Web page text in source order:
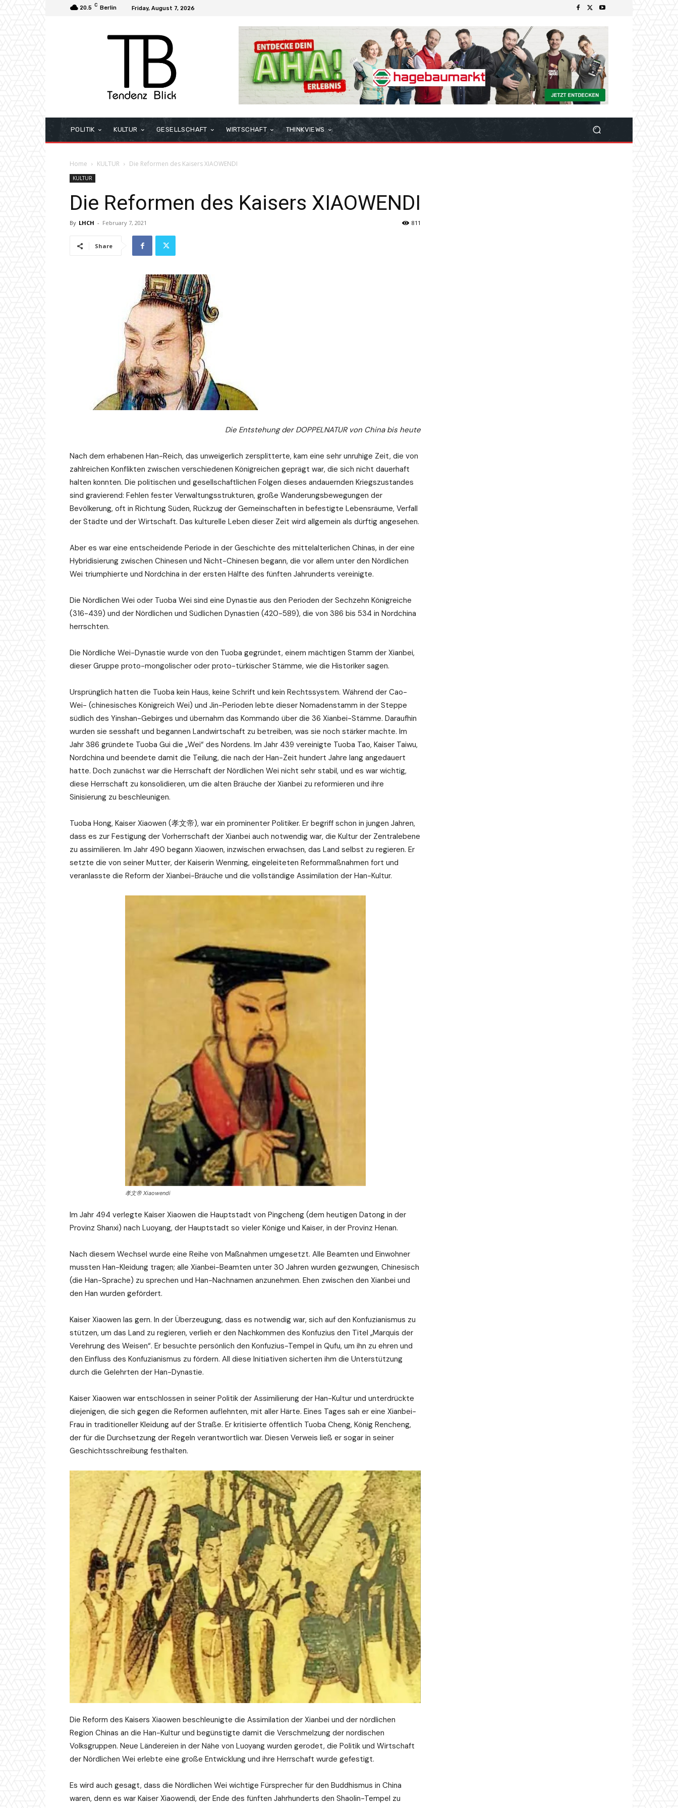
20.5 C Berlin Friday, August 7, 2026
POLITIK KULTUR GESELLSCHAFT WIRTSCHAFT THINKVIEWS
Home KULTUR Die Reformen des Kaisers XIAOWENDI
KULTUR
Die Reformen des Kaisers XIAOWENDI
By LHCH - February 7, 2021 811
Share
Die Entstehung der DOPPELNATUR von China bis heute
Nach dem erhabenen Han-Reich, das unweigerlich zersplitterte, kam eine sehr unruhige Zeit, die von
zahlreichen Konflikten zwischen verschiedenen Königreichen geprägt war, die sich nicht dauerhaft
halten konnten. Die politischen und gesellschaftlichen Folgen dieses andauernden Kriegszustandes
sind gravierend: Fehlen fester Verwaltungsstrukturen, große Wanderungsbewegungen der
Bevölkerung, oft in Richtung Süden, Rückzug der Gemeinschaften in befestigte Lebensräume, Verfall
der Städte und der Wirtschaft. Das kulturelle Leben dieser Zeit wird allgemein als dürftig angesehen.
Aber es war eine entscheidende Periode in der Geschichte des mittelalterlichen Chinas, in der eine
Hybridisierung zwischen Chinesen und Nicht-Chinesen begann, die vor allem unter den Nördlichen
Wei triumphierte und Nordchina in der ersten Hälfte des fünften Jahrunderts vereinigte.
Die Nördlichen Wei oder Tuoba Wei sind eine Dynastie aus den Perioden der Sechzehn Königreiche
(316-439) und der Nördlichen und Südlichen Dynastien (420-589), die von 386 bis 534 in Nordchina
herrschten.
Die Nördliche Wei-Dynastie wurde von den Tuoba gegründet, einem mächtigen Stamm der Xianbei,
dieser Gruppe proto-mongolischer oder proto-türkischer Stämme, wie die Historiker sagen.
Ursprünglich hatten die Tuoba kein Haus, keine Schrift und kein Rechtssystem. Während der Cao-
Wei- (chinesisches Königreich Wei) und Jin-Perioden lebte dieser Nomadenstamm in der Steppe
südlich des Yinshan-Gebirges und übernahm das Kommando über die 36 Xianbei-Stämme. Daraufhin
wurden sie sesshaft und begannen Landwirtschaft zu betreiben, was sie noch stärker machte. Im
Jahr 386 gründete Tuoba Gui die „Wei“ des Nordens. Im Jahr 439 vereinigte Tuoba Tao, Kaiser Taiwu,
Nordchina und beendete damit die Teilung, die nach der Han-Zeit hundert Jahre lang angedauert
hatte. Doch zunächst war die Herrschaft der Nördlichen Wei nicht sehr stabil, und es war wichtig,
diese Herrschaft zu konsolidieren, um die alten Bräuche der Xianbei zu reformieren und ihre
Sinisierung zu beschleunigen.
Tuoba Hong, Kaiser Xiaowen (孝文帝), war ein prominenter Politiker. Er begriff schon in jungen Jahren,
dass es zur Festigung der Vorherrschaft der Xianbei auch notwendig war, die Kultur der Zentralebene
zu assimilieren. Im Jahr 490 begann Xiaowen, inzwischen erwachsen, das Land selbst zu regieren. Er
setzte die von seiner Mutter, der Kaiserin Wenming, eingeleiteten Reformmaßnahmen fort und
veranlasste die Reform der Xianbei-Bräuche und die vollständige Assimilation der Han-Kultur.
孝文帝 Xiaowendi
Im Jahr 494 verlegte Kaiser Xiaowen die Hauptstadt von Pingcheng (dem heutigen Datong in der
Provinz Shanxi) nach Luoyang, der Hauptstadt so vieler Könige und Kaiser, in der Provinz Henan.
Nach diesem Wechsel wurde eine Reihe von Maßnahmen umgesetzt. Alle Beamten und Einwohner
mussten Han-Kleidung tragen; alle Xianbei-Beamten unter 30 Jahren wurden gezwungen, Chinesisch
(die Han-Sprache) zu sprechen und Han-Nachnamen anzunehmen. Ehen zwischen den Xianbei und
den Han wurden gefördert.
Kaiser Xiaowen las gern. In der Überzeugung, dass es notwendig war, sich auf den Konfuzianismus zu
stützen, um das Land zu regieren, verlieh er den Nachkommen des Konfuzius den Titel „Marquis der
Verehrung des Weisen“. Er besuchte persönlich den Konfuzius-Tempel in Qufu, um ihn zu ehren und
den Einfluss des Konfuzianismus zu fördern. All diese Initiativen sicherten ihm die Unterstützung
durch die Gelehrten der Han-Dynastie.
Kaiser Xiaowen war entschlossen in seiner Politik der Assimilierung der Han-Kultur und unterdrückte
diejenigen, die sich gegen die Reformen auflehnten, mit aller Härte. Eines Tages sah er eine Xianbei-
Frau in traditioneller Kleidung auf der Straße. Er kritisierte öffentlich Tuoba Cheng, König Rencheng,
der für die Durchsetzung der Regeln verantwortlich war. Diesen Verweis ließ er sogar in seiner
Geschichtsschreibung festhalten.
Die Reform des Kaisers Xiaowen beschleunigte die Assimilation der Xianbei und der nördlichen
Region Chinas an die Han-Kultur und begünstigte damit die Verschmelzung der nordischen
Volksgruppen. Neue Ländereien in der Nähe von Luoyang wurden gerodet, die Politik und Wirtschaft
der Nördlichen Wei erlebte eine große Entwicklung und ihre Herrschaft wurde gefestigt.
Es wird auch gesagt, dass die Nördlichen Wei wichtige Fürsprecher für den Buddhismus in China
waren, denn es war Kaiser Xiaowendi, der Ende des fünften Jahrhunderts den Shaolin-Tempel zu